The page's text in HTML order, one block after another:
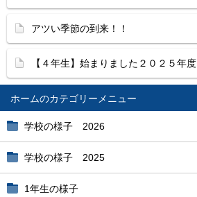
ホーム
学校の様子 2026
学校の様子 2025
1年生の様子
アツい季節の到来！！
【４年生】始まりました２０２５年度